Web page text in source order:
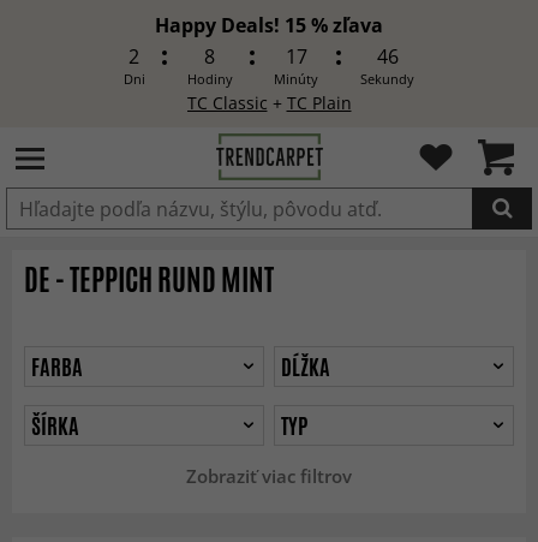
Happy Deals! 15 % zľava
2
Dni
8
Hodiny
17
Minúty
44
Sekundy
TC Classic + TC Plain
Produkt bol pridaný do košíka
DE - TEPPICH RUND MINT
Zobraziť viac filtrov
FARBA
DĹŽKA
ŠÍRKA
TYP